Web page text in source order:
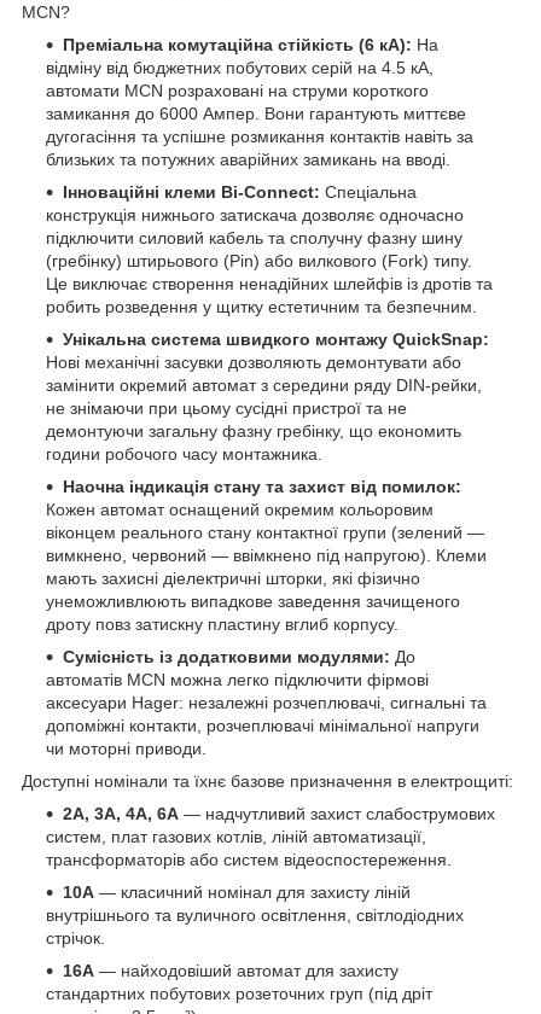
MCN?
Преміальна комутаційна стійкість (6 кА): На
відміну від бюджетних побутових серій на 4.5 кА,
автомати MCN розраховані на струми короткого
замикання до 6000 Ампер. Вони гарантують миттєве
дугогасіння та успішне розмикання контактів навіть за
близьких та потужних аварійних замикань на вводі.
Інноваційні клеми Bi-Connect: Спеціальна
конструкція нижнього затискача дозволяє одночасно
підключити силовий кабель та сполучну фазну шину
(гребінку) штирьового (Pin) або вилкового (Fork) типу.
Це виключає створення ненадійних шлейфів із дротів та
робить розведення у щитку естетичним та безпечним.
Унікальна система швидкого монтажу QuickSnap:
Нові механічні засувки дозволяють демонтувати або
замінити окремий автомат з середини ряду DIN-рейки,
не знімаючи при цьому сусідні пристрої та не
демонтуючи загальну фазну гребінку, що економить
години робочого часу монтажника.
Наочна індикація стану та захист від помилок:
Кожен автомат оснащений окремим кольоровим
віконцем реального стану контактної групи (зелений —
вимкнено, червоний — ввімкнено під напругою). Клеми
мають захисні діелектричні шторки, які фізично
унеможливлюють випадкове заведення зачищеного
дроту повз затискну пластину вглиб корпусу.
Сумісність із додатковими модулями: До
автоматів MCN можна легко підключити фірмові
аксесуари Hager: незалежні розчеплювачі, сигнальні та
допоміжні контакти, розчеплювачі мінімальної напруги
чи моторні приводи.
Доступні номінали та їхнє базове призначення в електрощиті:
2А, 3А, 4А, 6А — надчутливий захист слабострумових
систем, плат газових котлів, ліній автоматизації,
трансформаторів або систем відеоспостереження.
10А — класичний номінал для захисту ліній
внутрішнього та вуличного освітлення, світлодіодних
стрічок.
16А — найходовіший автомат для захисту
стандартних побутових розеточних груп (під дріт